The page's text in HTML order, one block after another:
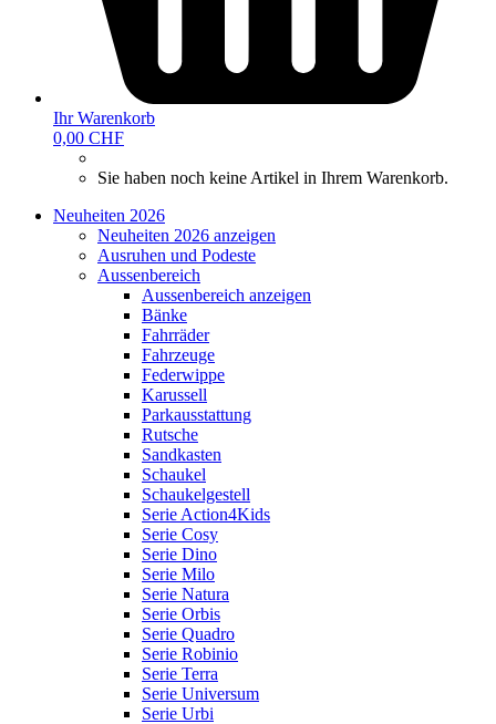
Ihr Warenkorb
0,00 CHF
Sie haben noch keine Artikel in Ihrem Warenkorb.
Neuheiten 2026
Neuheiten 2026 anzeigen
Ausruhen und Podeste
Aussenbereich
Aussenbereich anzeigen
Bänke
Fahrräder
Fahrzeuge
Federwippe
Karussell
Parkausstattung
Rutsche
Sandkasten
Schaukel
Schaukelgestell
Serie Action4Kids
Serie Cosy
Serie Dino
Serie Milo
Serie Natura
Serie Orbis
Serie Quadro
Serie Robinio
Serie Terra
Serie Universum
Serie Urbi